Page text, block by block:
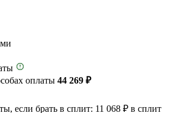
оплаты 44 269 ₽
если брать в сплит: 11 068 ₽ в сплит